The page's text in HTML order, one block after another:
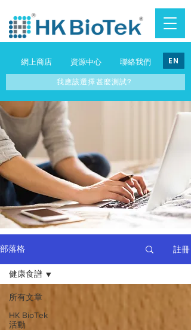
網上商店 資源中心 聯絡我們 EN
我應該選擇甚麼測試?
部落格 註冊
所有文章
HK BioTek
活動
健康食譜